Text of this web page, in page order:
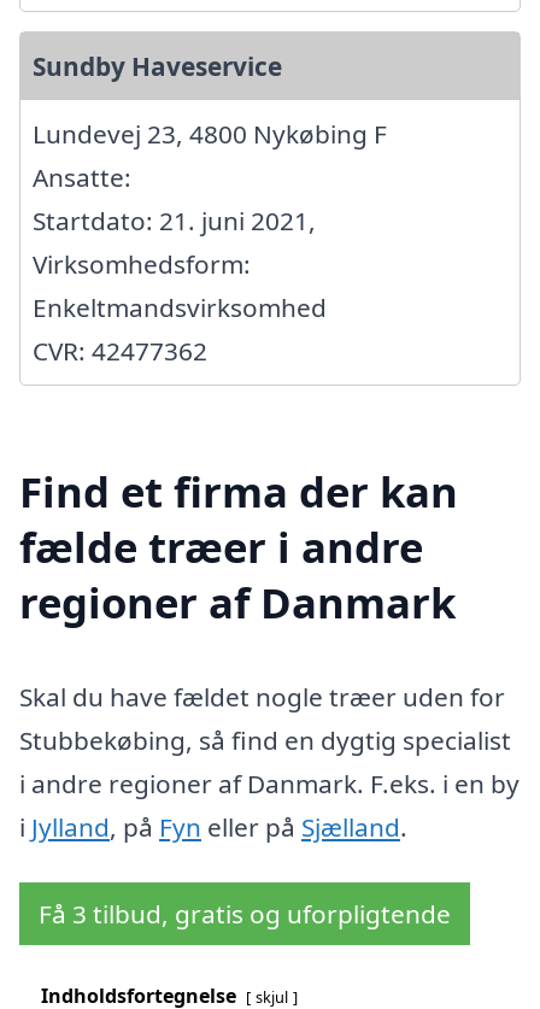
Sundby Haveservice
Lundevej 23, 4800 Nykøbing F
Ansatte:
Startdato: 21. juni 2021,
Virksomhedsform:
Enkeltmandsvirksomhed
CVR: 42477362
Find et firma der kan
fælde træer i andre
regioner af Danmark
Skal du have fældet nogle træer uden for
Stubbekøbing, så find en dygtig specialist
i andre regioner af Danmark. F.eks. i en by
i Jylland, på Fyn eller på Sjælland.
Få 3 tilbud, gratis og uforpligtende
Indholdsfortegnelse skjul